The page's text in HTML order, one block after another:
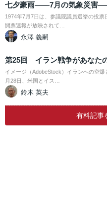
七夕豪雨――7月の気象災害
1974年7月7日は、参議院議員選挙の投
開票速報が放映されて…
永澤 義嗣
第25回 イラン戦争があなた
イメージ（AdobeStock）イランへの空
月28日、米国とイス…
鈴木 英夫
有料記事